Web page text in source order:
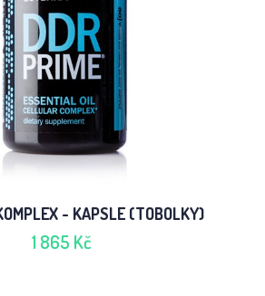
- KAPSLE (TOBOLKY)
1 865 Kč